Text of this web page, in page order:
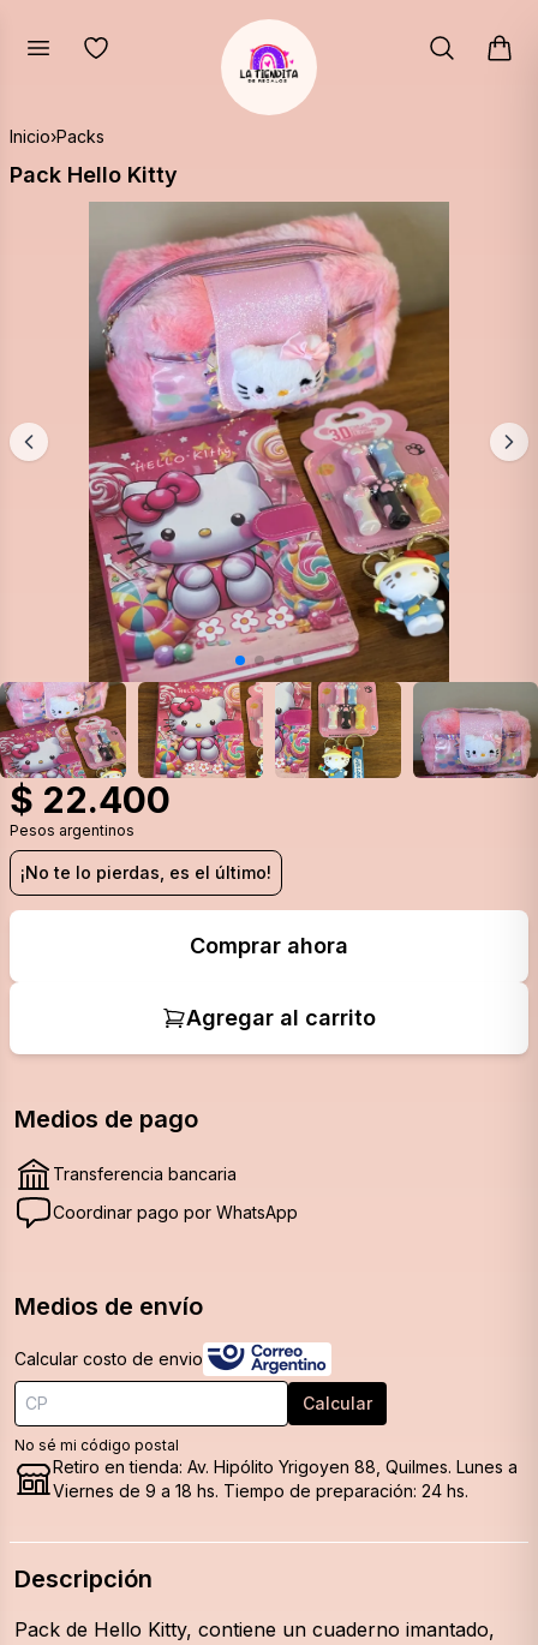
Inicio›Packs
Pack Hello Kitty
$ 22.400
Pesos argentinos
¡No te lo pierdas, es el último!
Comprar ahora
Agregar al carrito
Medios de pago
Transferencia bancaria
Coordinar pago por WhatsApp
Medios de envío
Calcular costo de envio
Calcular
No sé mi código postal
Retiro en tienda: Av. Hipólito Yrigoyen 88, Quilmes. Lunes a
Viernes de 9 a 18 hs. Tiempo de preparación: 24 hs.
Descripción
Pack de Hello Kitty, contiene un cuaderno imantado,